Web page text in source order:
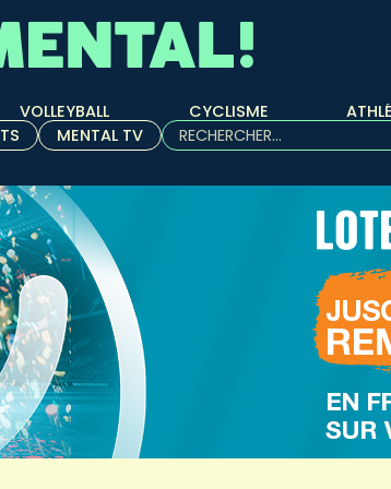
VOLLEYBALL CYCLISME
MENTAL TV
Rechercher :